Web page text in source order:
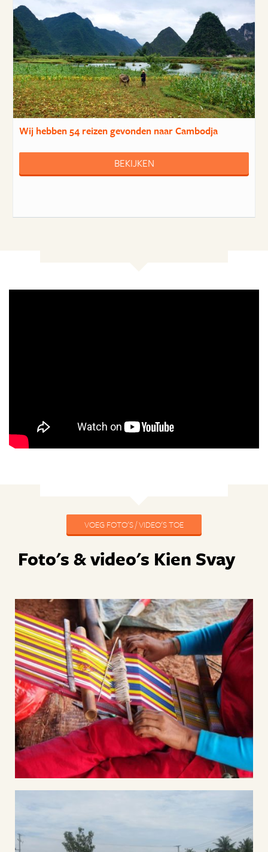
Wij hebben54 reizengevonden naar Cambodja
BEKIJKEN
VOEG FOTO'S / VIDEO'S TOE
Foto's & video's Kien Svay